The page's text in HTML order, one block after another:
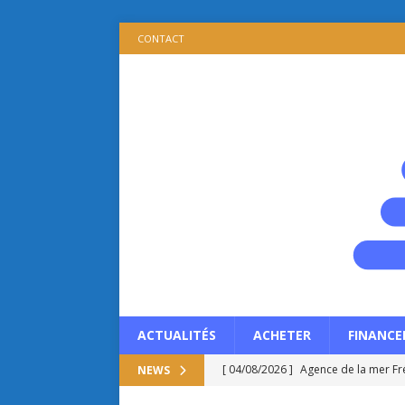
CONTACT
ACTUALITÉS ACHETER
NEWS [ 04/08/2026 ] Agence de la mer